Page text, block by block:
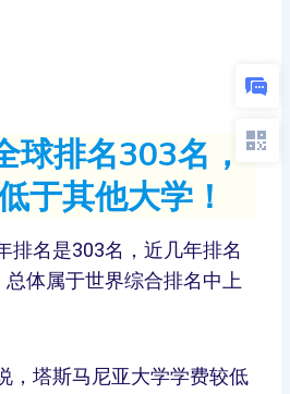
球排名303名，
于其他大学！
排名是303名，近几年排名
体属于世界综合排名中上
，塔斯马尼亚大学学费较低